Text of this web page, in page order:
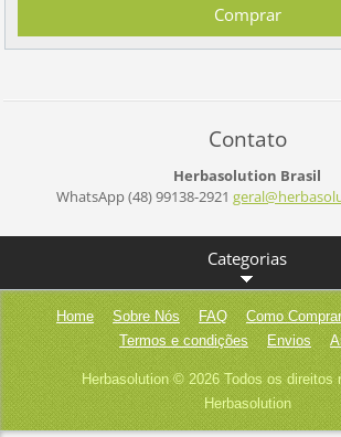
Contato
Herbasolution Brasil
WhatsApp (48) 99138-2921 geral@he
Categorias
Home Sobre Nós FAQ Como Comprar
Termos e condições
Envios
Herbasolution © 2026 Todos os direitos
Herbasolution